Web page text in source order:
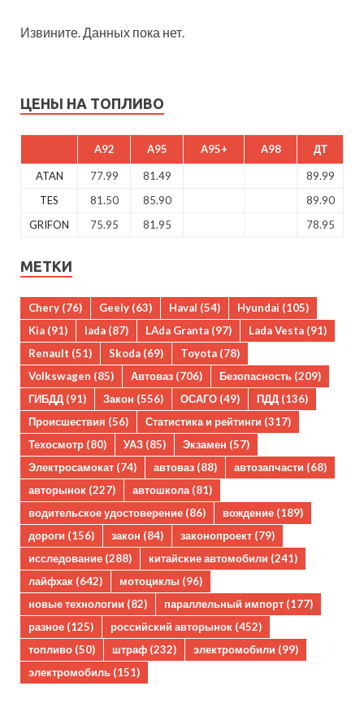
Извините. Данных пока нет.
ЦЕНЫ НА ТОПЛИВО
A92 A95 A95+ A98 ДТ
ATAN 77.99 81.49
89.99
TES
81.50 85.90
89.90
GRIFON
75.95 81.95 78.95
МЕТКИ
Chery (76) Geely (63) Haval (54) Hyundai (105)
Kia (91) lada (87) LAda Granta (97) Lada Vesta (91)
Renault (51) Skoda (69) Toyota (78)
Volkswagen (85) Автоваз (706) Безопасность (209)
ГИБДД (91) Закон (556) ОСАГО (49) ПДД (136)
Происшествия (56) Статистика и рейтинги (317)
Техосмотр (80) УАЗ (85) Экзамен (57)
Электросамокат (74) автоваз (88) автозапчасти (68)
авторынок (227) автошкола(81)
водительское удостоверение (86) вождение (189)
дороги (156) закон (84) законопроект (79)
исследование (288) китайские автомобили (241)
лайфхак (642) мотоциклы (96)
новые технологии (82) параллельный импорт (177)
разное (125) российский авторынок (452)
топливо (50) штраф (232) электромобили (99)
электромобиль (151)